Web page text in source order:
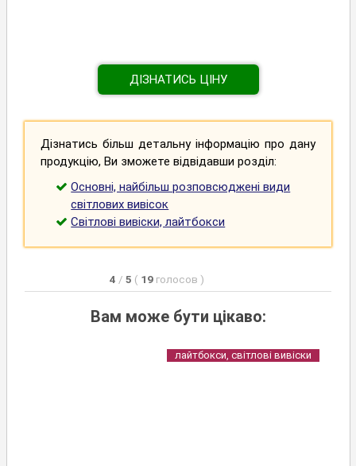
ДІЗНАТИСЬ ЦІНУ
Дізнатись більш детальну інформацію про дану
продукцію, Ви зможете відвідавши розділ:
Основні, найбільш розповсюджені види
світлових вивісок
Світлові вивіски, лайтбокси
4 / 5 ( 19 голосов )
Вам може бути цікаво:
лайтбокси, світлові вивіски